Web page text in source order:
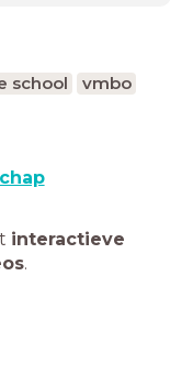
school
vmbo
interactieve
.